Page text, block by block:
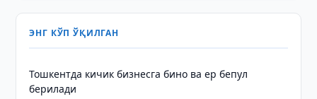
ЭНГ КЎП ЎҚИЛГАН
Тошкентда кичик бизнесга бино ва ер бепул
берилади